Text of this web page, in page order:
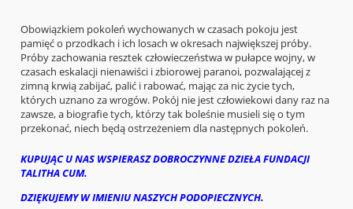
Obowiązkiem pokoleń wychowanych w czasach pokoju jest
pamięć o przodkach i ich losach w okresach największej próby.
Próby zachowania resztek człowieczeństwa w pułapce wojny, w
czasach eskalacji nienawiści i zbiorowej paranoi, pozwalającej z
zimną krwią zabijać, palić i rabować, mając za nic życie tych,
których uznano za wrogów. Pokój nie jest człowiekowi dany raz na
zawsze, a biografie tych, którzy tak boleśnie musieli się o tym
przekonać, niech będą ostrzeżeniem dla następnych pokoleń.
KUPUJĄC U NAS WSPIERASZ DOBROCZYNNE DZIEŁA FUNDACJI
TALITHA CUM.
DZIĘKUJEMY W IMIENIU NASZYCH PODOPIECZNYCH.